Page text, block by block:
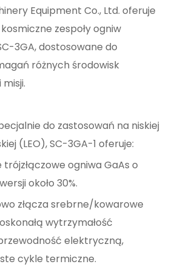
Equipment Co., Ltd. oferuje
zespoły ogniw
3GA, dostosowane do
różnych środowisk
do zastosowań na niskiej
(LEO), SC-3GA-1 oferuje:
ogniwa GaAs o
około 30%.
złącza srebrne/kowarowe
wytrzymałość
elektryczną,
cykle termiczne.